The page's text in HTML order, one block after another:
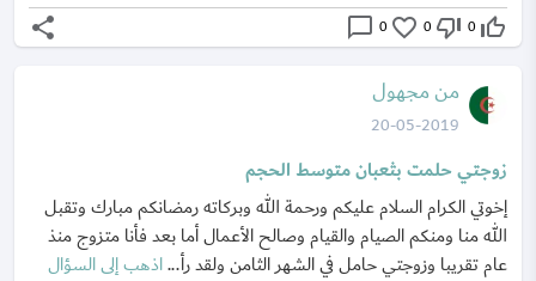
thumb_up_off_alt
0
thumb_down_off_alt
0
favorite_border
0
chat_bubble_outline
share
من مجهول
20-05-2019
زوجتي حلمت بثعبان متوسط الحجم
إخوتي الكرام السلام عليكم ورحمة الله وبركاته رمضانكم مبارك وتقبل
الله منا ومنكم الصيام والقيام وصالح الأعمال أما بعد فأنا متزوج منذ
عام تقريبا وزوجتي حامل في الشهر الثامن ولقد رأ...اذهب إلى السؤال